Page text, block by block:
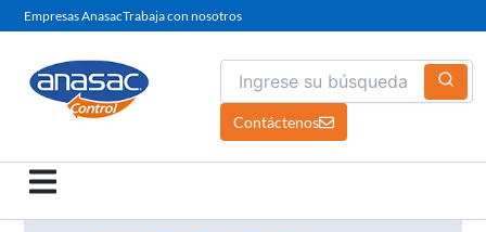
al
Empresas AnasacTrabaja con nosotros
Contáctenos